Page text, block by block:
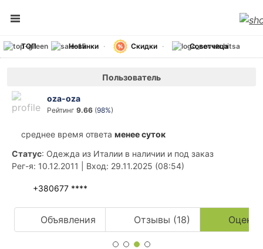
ТОП Новинки Скидки Советчица
Пользователь
oza-oza
Рейтинг 9.66 (98%)
среднее время ответа менее суток
Статус: Одежда из Италии в наличии и под заказ
Рег-я: 10.12.2011 Вход: 29.11.2025 (08:54)
+380677 ****
Объявления Отзывы (18)